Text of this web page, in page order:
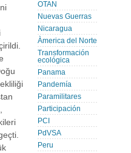
OTAN
Nuevas Guerras
Nicaragua
Àmerica del Norte
Transformación
ecológica
Panama
Pandemía
Paramilitares
Participación
PCI
PdVSA
Peru